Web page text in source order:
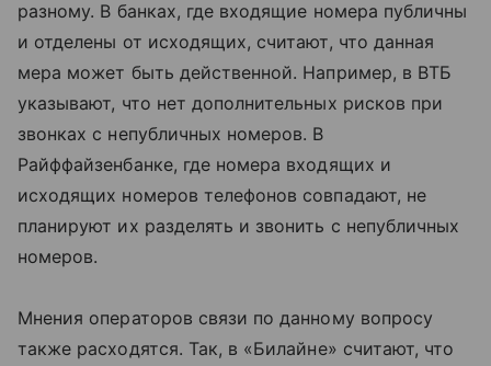
разному. В банках, где входящие номера публичны
и отделены от исходящих, считают, что данная
мера может быть действенной. Например, в ВТБ
указывают, что нет дополнительных рисков при
звонках с непубличных номеров. В
Райффайзенбанке, где номера входящих и
исходящих номеров телефонов совпадают, не
планируют их разделять и звонить с непубличных
номеров.
Мнения операторов связи по данному вопросу
также расходятся. Так, в «Билайне» считают, что